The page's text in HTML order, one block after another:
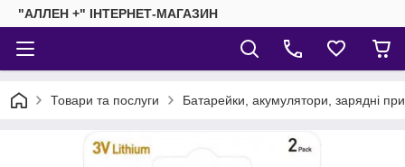
"АЛЛЕН +" ІНТЕРНЕТ-МАГАЗИН
Товари та послуги Батарейки, акумулятори, зарядні